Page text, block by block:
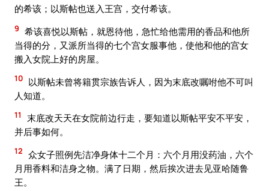
的希该；以斯帖也送入王宫，交付希该。
9 希该喜悦以斯帖，就恩待他，急忙给他需用的香品和他所
当得的分，又派所当得的七个宫女服事他，使他和他的宫女
搬入女院上好的房屋。
10 以斯帖未曾将籍贯宗族告诉人，因为末底改嘱咐他不可叫
人知道。
11
末底改天天在女院前边行走，要知道以斯帖平安不平安，
并后事如何。
12 众女子照例先洁净身体十二个月：六个月用没药油，六个
月用香料和洁身之物。满了日期，然后挨次进去见亚哈随鲁
王。